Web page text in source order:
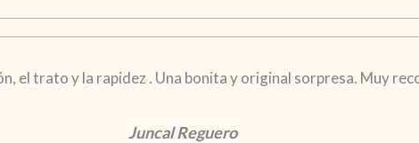
el trato y la rapidez . Una bonita y original sorpresa. Muy
Juncal Reguero